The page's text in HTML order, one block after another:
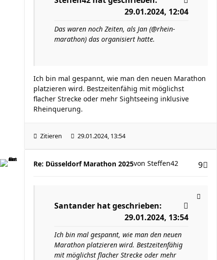
29.01.2024, 12:04
Das waren noch Zeiten, als Jan (@rhein-
marathon) das organisiert hatte.
Ich bin mal gespannt, wie man den neuen Marathon
platzieren wird. Bestzeitenfähig mit möglichst
flacher Strecke oder mehr Sightseeing inklusive
Rheinquerung.
Zitieren 29.01.2024, 13:54
Re: Düsseldorf Marathon 2025 9
von Steffen42
Santander hat geschrieben:
29.01.2024, 13:54
Ich bin mal gespannt, wie man den neuen
Marathon platzieren wird. Bestzeitenfähig
mit möglichst flacher Strecke oder mehr